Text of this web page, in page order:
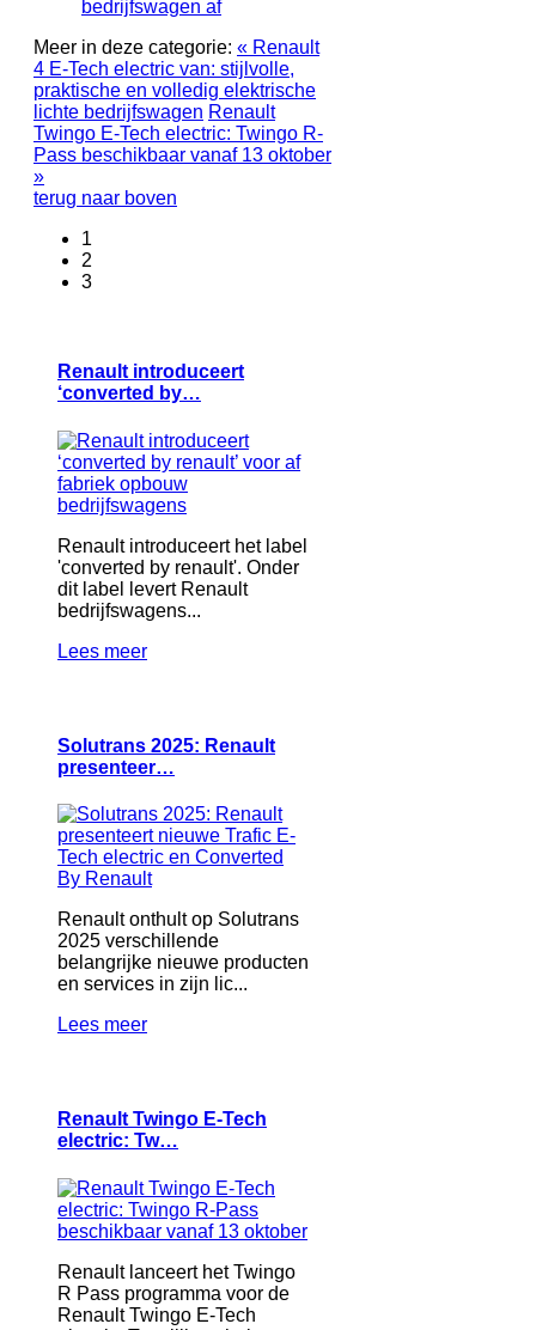
bedrijfswagen af
Meer in deze categorie: « Renault
4 E-Tech electric van: stijlvolle,
praktische en volledig elektrische
lichte bedrijfswagen Renault
Twingo E-Tech electric: Twingo R-
Pass beschikbaar vanaf 13 oktober
»
terug naar boven
1
2
3
Renault introduceert
‘converted by…
Renault introduceert het label
'converted by renault'. Onder
dit label levert Renault
bedrijfswagens...
Lees meer
Solutrans 2025: Renault
presenteer…
Renault onthult op Solutrans
2025 verschillende
belangrijke nieuwe producten
en services in zijn lic...
Lees meer
Renault Twingo E-Tech
electric: Tw…
Renault lanceert het Twingo
R Pass programma voor de
Renault Twingo E-Tech